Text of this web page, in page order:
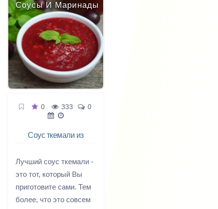
Соусы И Маринады
0 333 0
Соус ткемали из
Лучший соус ткемали -
это тот, который Вы
приготовите сами. Тем
более, что это совсем